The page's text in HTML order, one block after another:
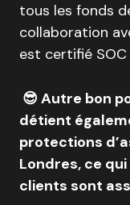
tous les fonds
collaboration
est certifié SOC
😎 Autre bon
détient
protections
Londres, ce
clients sont